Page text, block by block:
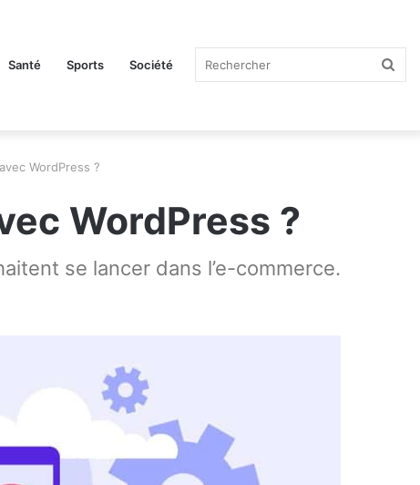
Santé Sports Société
WordPress ?
WordPress ?
se lancer dans l’e-commerce.